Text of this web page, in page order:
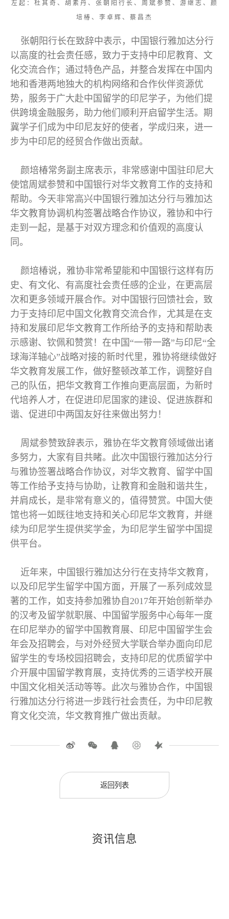
左起：杜其奇、胡素丹、张朝阳行长、周斌参赞、游继志、颜
培椿、李卓辉、蔡昌杰
张朝阳行长在致辞中表示，中国银行雅加达分行
以高度的社会责任感，致力于支持中印尼教育、文
化交流合作；通过特色产品，并整合发挥在中国内
地和香港两地独大的机构网络和合作伙伴资源优
势，服务于广大赴中国留学的印尼学子，为他们提
供跨境金融服务，助力他们顺利开启留学生活。期
冀学子们成为中印尼友好的使者，学成归来，进一
步为中印尼的经贸合作做出贡献。
颜培椿常务副主席表示，非常感谢中国驻印尼大
使馆周斌参赞和中国银行对华文教育工作的支持和
帮助。今天非常高兴中国银行雅加达分行与雅加达
华文教育协调机构签署战略合作协议，雅协和中行
走到一起，是基于对双方理念和价值观的高度认
同。
颜培椿说，雅协非常希望能和中国银行这样有历
史、有文化、有高度社会责任感的企业，在更高层
次和更多领域开展合作。对中国银行回馈社会，致
力于支持印尼中国文化教育交流合作，尤其是在支
持和发展印尼华文教育工作所给予的支持和帮助表
示感谢、钦佩和赞赏！在中国“一带一路”与印尼“全
球海洋轴心”战略对接的新时代里，雅协将继续做好
华文教育发展工作，做好整顿改革工作，调整好自
己的队伍，把华文教育工作推向更高层面，为新时
代培养人才，在促进印尼国家的建设、促进族群和
谐、促进印中两国友好往来做出努力！
周斌参赞致辞表示，雅协在华文教育领域做出诸
多努力，大家有目共睹。此次中国银行雅加达分行
与雅协签署战略合作协议，对华文教育、留学中国
等工作给予支持与协助，让教育和金融和谐共生，
并肩成长，是非常有意义的，值得赞赏。中国大使
馆也将一如既往地支持和关心印尼华文教育，并继
续为印尼学生提供奖学金，为印尼学生留学中国提
供平台。
近年来，中国银行雅加达分行在支持华文教育，
以及印尼学生留学中国方面，开展了一系列成效显
著的工作，如支持参加雅协自2017年开始创新举办
的汉考及留学就职展、中国留学服务中心每年一度
在印尼举办的留学中国教育展、印尼中国留学生会
年会及招聘会，与对外经贸大学联合举办面向印尼
留学生的专场校园招聘会，支持印尼的优质留学中
介开展中国留学教育展，支持优秀的三语学校开展
中国文化相关活动等等。此次与雅协合作，中国银
行雅加达分行将进一步践行社会责任，为中印尼教
育文化交流，华文教育推广做出贡献。
返回列表
资讯信息